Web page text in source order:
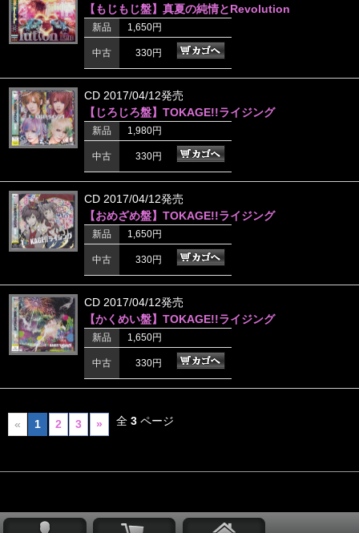
【もじもじ盤】真夏の純情とRevolution
新品 1,650円
中古 330円
CD 2017/04/12発売
【じろじろ盤】TOKAGE!!ライジング
新品 1,980円
中古 330円
CD 2017/04/12発売
【おめざめ盤】TOKAGE!!ライジング
新品 1,650円
中古 330円
CD 2017/04/12発売
【かくめい盤】TOKAGE!!ライジング
新品 1,650円
中古 330円
« 1 2 3 » 全 3ページ